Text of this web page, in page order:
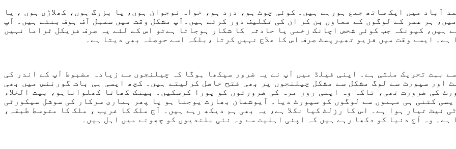
آباد میں ایک ساتھ جمع ہورہے ہیں۔ کوئی چوٹ ہو، درد ہو، خواہ نوجوان ہوں، یا بزرگ ہوں، کھلاڑی ہوں ، یا
ہر عمر کے لوگوں کے معاون بن کر ان کی تکلیف دور کرتے ہیں۔آپ مشکل وقت میں سمبل آف ہوف بنتے ہیں۔ آپ
ہیں، کیونکہ جب کوئی شخص اچانک زخمی یا حادثہ کا شکار ہوجاتا ہےتو اس کے لئے یہ صرف فزیکل ٹراما نہیں
ایسے وقت میں فزیو تھیرپسٹ صرف اس کا علاج نہیں کرتا ،بلکہ اسے حوصلہ بھی دیتا ہے۔
بہت تحریک ملتی ہے۔ اپنی فیلڈ میں آپ نے یہ ضرور سیکھا ہوگا کہ چیلنجوں سے زیادہ مضبوط آپ کے اندر کی
اور سپورٹ سے لوگ مشکل سے مشکل چیلنجوں پر بھی فتح حاصل کرلیتے ہیں۔ کچھ ایسی ہی بات گورننس میں بھی
کی ضرورت تھی، تاکہ وہ اپنی روز مرہ کی ضرورتوں کو پورا کرسکیں۔ بینک کھاتا کھلواناہو، بیت الخلاء
کتنی ہی مہموں سے لوگوں کو سپورٹ دیا۔ آیوشمان بھارت یوجنا ہو یا پھر ہماری سرکار کی سوشل سیکورٹی
نیٹ تیار ہوا ہے۔ اس کا رزلٹ کیا نکلا ہے، یہ بھی ہم دیکھ رہے ہیں۔ آج ملک کا غریب ، ملک کا متوسط طبقہ،
وہ آج دنیا کو دکھا رہے ہیں کہ اپنی اہلیت سے وہ نئی بلندیوں کو چھونے میں اہل ہیں۔